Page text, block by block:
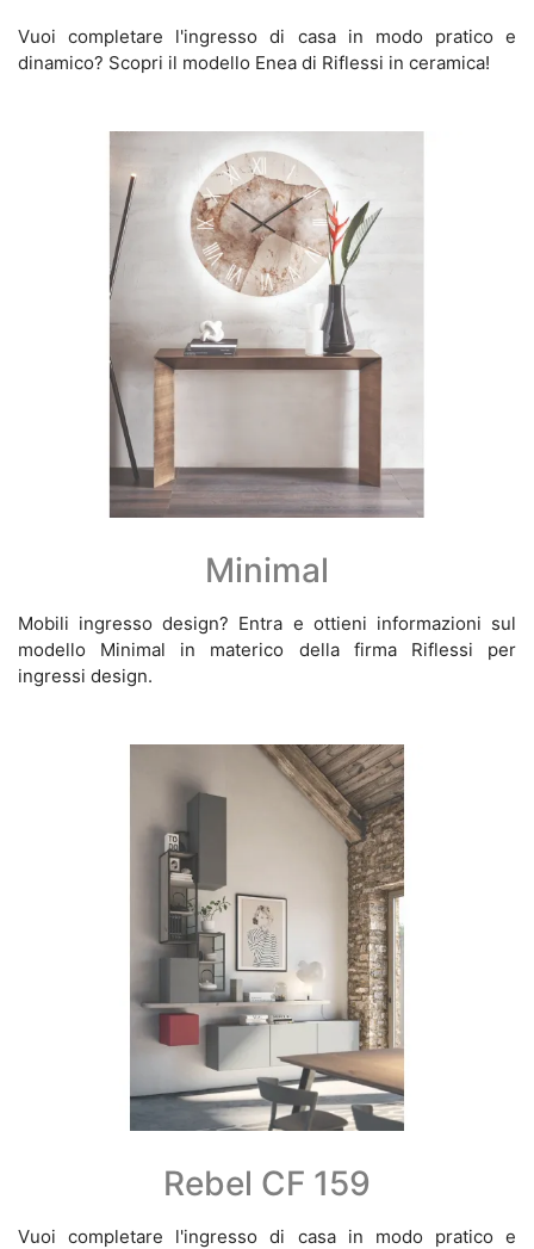
Vuoi completare l'ingresso di casa in modo pratico e
dinamico? Scopri il modello Enea di Riflessi in ceramica!
Minimal
Mobili ingresso design? Entra e ottieni informazioni sul
modello Minimal in materico della firma Riflessi per
ingressi design.
Rebel CF 159
Vuoi completare l'ingresso di casa in modo pratico e